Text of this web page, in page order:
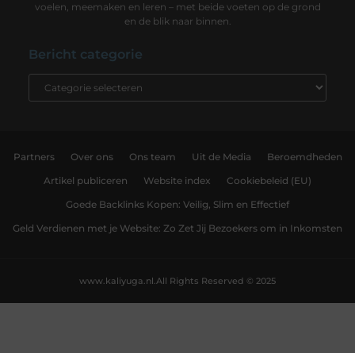
voelen, meemaken en leren – met beide voeten op de grond
en de blik naar binnen.
Bericht categorie
Partners Over ons Ons team Uit de Media Beroemdheden
Artikel publiceren Website index Cookiebeleid (EU)
Goede Backlinks Kopen: Veilig, Slim en Effectief
Geld Verdienen met je Website: Zo Zet Jij Bezoekers om in Inkomsten
All Rights Reserved © 2025
www.kaliyuga.nl.